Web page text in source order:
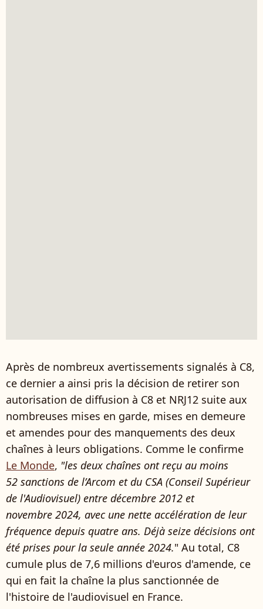
Après de nombreux avertissements signalés à C8,
ce dernier a ainsi pris la décision de retirer son
autorisation de diffusion à C8 et NRJ12 suite aux
nombreuses mises en garde, mises en demeure
et amendes pour des manquements des deux
chaînes à leurs obligations. Comme le confirme
Le Monde, "les deux chaînes ont reçu au moins
52 sanctions de l’Arcom et du CSA (Conseil Supérieur
de l'Audiovisuel) entre décembre 2012 et
novembre 2024, avec une nette accélération de leur
fréquence depuis quatre ans. Déjà seize décisions ont
été prises pour la seule année 2024." Au total, C8
cumule plus de 7,6 millions d'euros d'amende, ce
qui en fait la chaîne la plus sanctionnée de
l'histoire de l'audiovisuel en France.